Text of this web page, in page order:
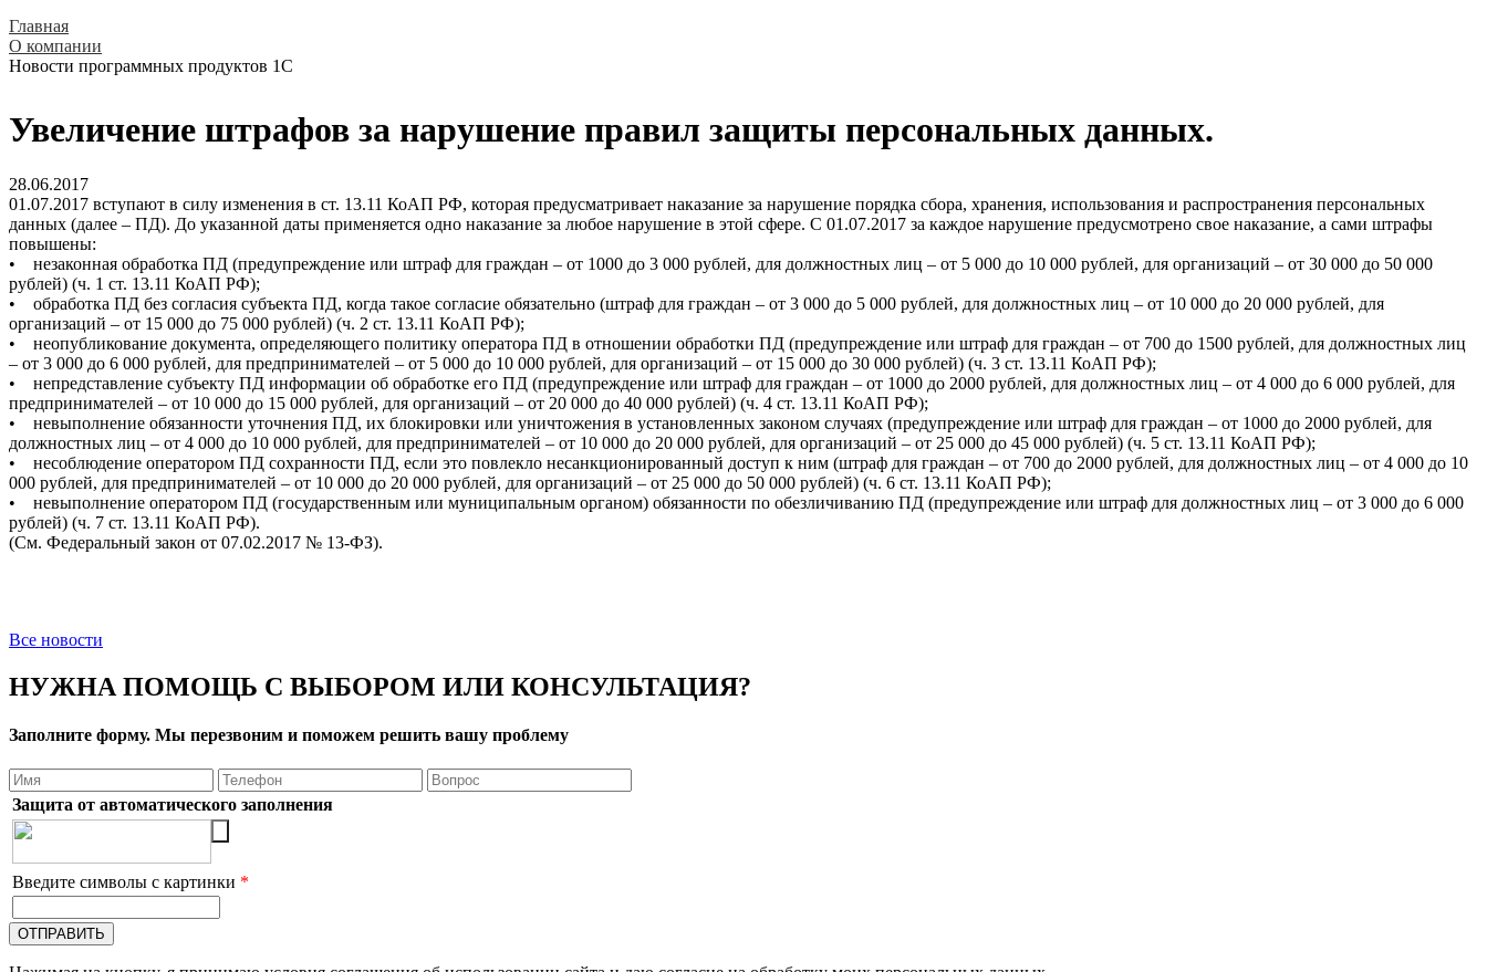
Главная
О компании
Новости программных продуктов 1С
Увеличение штрафов за нарушение правил защиты персональных данных.
28.06.2017
01.07.2017 вступают в силу изменения в ст. 13.11 КоАП РФ, которая предусматривает наказание за нарушение порядка сбора, хранения, использования и распространения персональных
данных (далее – ПД). До указанной даты применяется одно наказание за любое нарушение в этой сфере. С 01.07.2017 за каждое нарушение предусмотрено свое наказание, а сами штрафы
повышены:
• незаконная обработка ПД (предупреждение или штраф для граждан – от 1000 до 3 000 рублей, для должностных лиц – от 5 000 до 10 000 рублей, для организаций – от 30 000 до 50 000
рублей) (ч. 1 ст. 13.11 КоАП РФ);
• обработка ПД без согласия субъекта ПД, когда такое согласие обязательно (штраф для граждан – от 3 000 до 5 000 рублей, для должностных лиц – от 10 000 до 20 000 рублей, для
организаций – от 15 000 до 75 000 рублей) (ч. 2 ст. 13.11 КоАП РФ);
• неопубликование документа, определяющего политику оператора ПД в отношении обработки ПД (предупреждение или штраф для граждан – от 700 до 1500 рублей, для должностных лиц
– от 3 000 до 6 000 рублей, для предпринимателей – от 5 000 до 10 000 рублей, для организаций – от 15 000 до 30 000 рублей) (ч. 3 ст. 13.11 КоАП РФ);
• непредставление субъекту ПД информации об обработке его ПД (предупреждение или штраф для граждан – от 1000 до 2000 рублей, для должностных лиц – от 4 000 до 6 000 рублей, для
предпринимателей – от 10 000 до 15 000 рублей, для организаций – от 20 000 до 40 000 рублей) (ч. 4 ст. 13.11 КоАП РФ);
• невыполнение обязанности уточнения ПД, их блокировки или уничтожения в установленных законом случаях (предупреждение или штраф для граждан – от 1000 до 2000 рублей, для
должностных лиц – от 4 000 до 10 000 рублей, для предпринимателей – от 10 000 до 20 000 рублей, для организаций – от 25 000 до 45 000 рублей) (ч. 5 ст. 13.11 КоАП РФ);
• несоблюдение оператором ПД сохранности ПД, если это повлекло несанкционированный доступ к ним (штраф для граждан – от 700 до 2000 рублей, для должностных лиц – от 4 000 до 10
000 рублей, для предпринимателей – от 10 000 до 20 000 рублей, для организаций – от 25 000 до 50 000 рублей) (ч. 6 ст. 13.11 КоАП РФ);
• невыполнение оператором ПД (государственным или муниципальным органом) обязанности по обезличиванию ПД (предупреждение или штраф для должностных лиц – от 3 000 до 6 000
рублей) (ч. 7 ст. 13.11 КоАП РФ).
(См. Федеральный закон от 07.02.2017 № 13-ФЗ).
Все новости
НУЖНА ПОМОЩЬ С ВЫБОРОМ ИЛИ КОНСУЛЬТАЦИЯ?
Заполните форму. Мы перезвоним и поможем решить вашу проблему
Защита от автоматического заполнения
Введите символы с картинки *